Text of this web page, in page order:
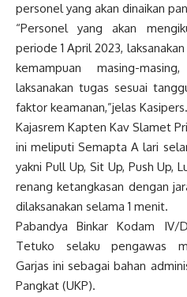
personel yang akan dinaikan
“Personel yang akan
periode 1 April 2023,
kemampuan masing-
laksanakan tugas sesuai
faktor keamanan,”jelas Kasipers.
Kajasrem Kapten Kav Slamet
ini meliputi Semapta A lari
yakni Pull Up, Sit Up, Push Up,
renang ketangkasan dengan
dilaksanakan selama 1 menit.
Pabandya Binkar Kodam
Tetuko selaku pengawas
Garjas ini sebagai bahan
Pangkat (UKP).